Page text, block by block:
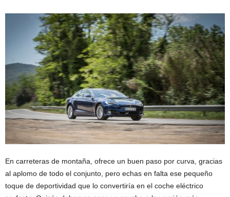
En carreteras de montaña, ofrece un buen paso por curva, gracias
al aplomo de todo el conjunto, pero echas en falta ese pequeño
toque de deportividad que lo convertiría en el coche eléctrico